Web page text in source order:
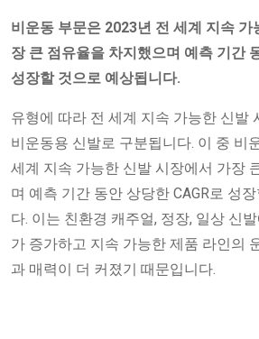
비운동 부문은 2023년 전 세계 지속
장 큰 점유율을 차지했으며 예측 기간
성장할 것으로 예상됩니다.
유형에 따라 전 세계 지속 가능한 신발
비운동용 신발로 구분됩니다. 이 중 비
세계 지속 가능한 신발 시장에서 가장
며 예측 기간 동안 상당한 CAGR로 성
다. 이는 친환경 캐주얼, 정장, 일상 신
가 증가하고 지속 가능한 제품 라인의
과 매력이 더 커졌기 때문입니다.